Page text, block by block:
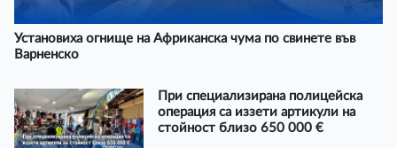
Установиха огнище на Африканска чума по свинете във
Варненско
При специализирана полицейска
операция са иззети артикули на
стойност близо 650 000 €